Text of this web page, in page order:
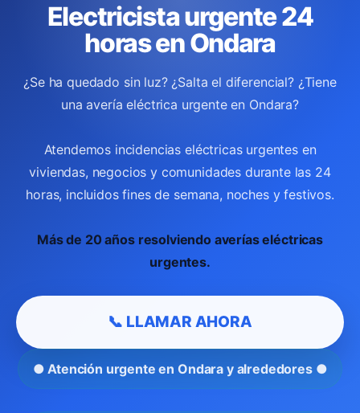
Electricista urgente 24
horas en Ondara
¿Se ha quedado sin luz? ¿Salta el diferencial? ¿Tiene
una avería eléctrica urgente en Ondara?
Atendemos incidencias eléctricas urgentes en
viviendas, negocios y comunidades durante las 24
horas, incluidos fines de semana, noches y festivos.
Más de 20 años resolviendo averías eléctricas
urgentes.
📞 LLAMAR AHORA
● Atención urgente en Ondara y alrededores ●